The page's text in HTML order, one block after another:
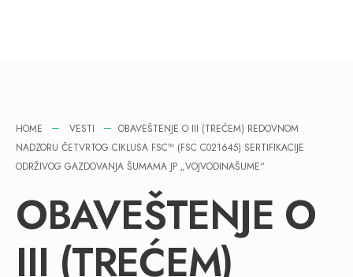
HOME VESTI
OBAVEŠTENJE O III (TREĆEM) REDOVNOM
NADZORU ČETVRTOG CIKLUSA FSC™ (FSC C021645) SERTIFIKACIJE
ODRŽIVOG GAZDOVANJA ŠUMAMA JP „VOJVODINAŠUME“
OBAVEŠTENJE O
III (TREĆEM)